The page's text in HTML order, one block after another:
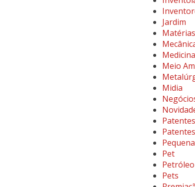
Jardim
Matérias
Medicina
Meio
Midia
Patentes
Patentes
Pet
Petróleo
Pets